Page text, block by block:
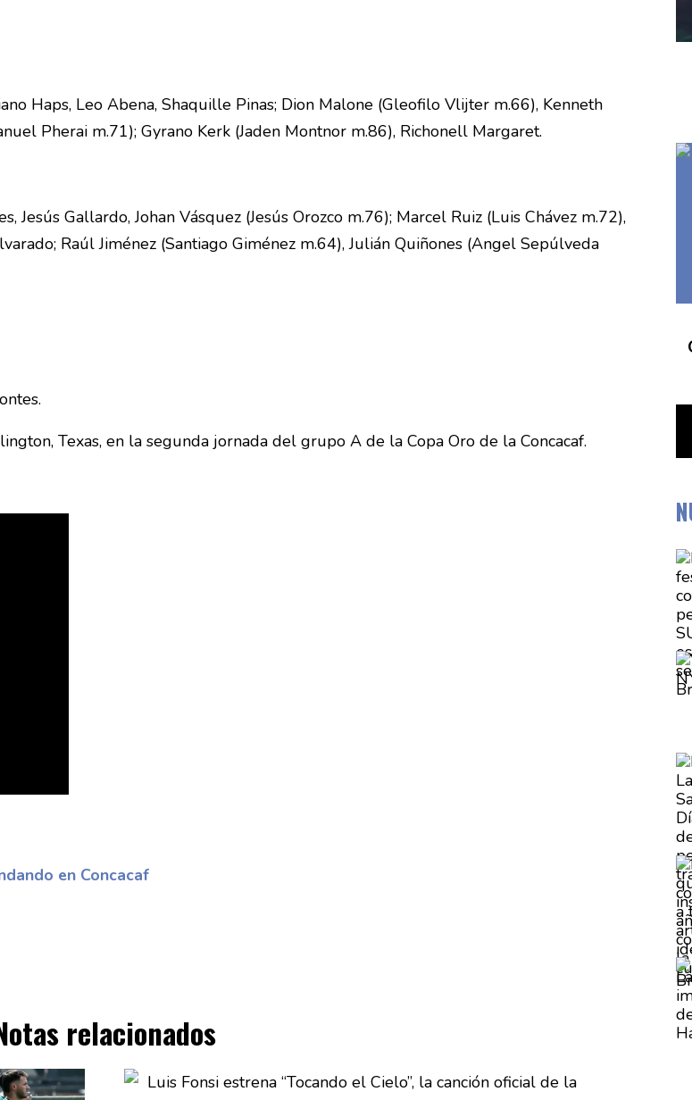
Haps, Leo Abena, Shaquille Pinas; Dion Malone (Gleofilo Vlijter m.66), Kenneth
Pherai m.71); Gyrano Kerk (Jaden Montnor m.86), Richonell Margaret.
Jesús Gallardo, Johan Vásquez (Jesús Orozco m.76); Marcel Ruiz (Luis Chávez m.72),
Raúl Jiménez (Santiago Giménez m.64), Julián Quiñones (Angel Sepúlveda
Texas, en la segunda jornada del grupo A de la Copa Oro de la Concacaf.
en Concacaf
relacionados